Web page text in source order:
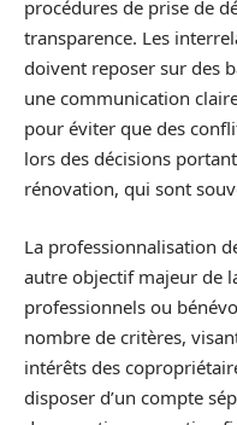
procédures de prise de
transparence. Les
doivent reposer sur des
une communication
pour éviter que des
lors des décisions
rénovation, qui sont
La professionnalisation
autre objectif majeur de
professionnels ou
nombre de critères,
intérêts des
disposer d’un compte